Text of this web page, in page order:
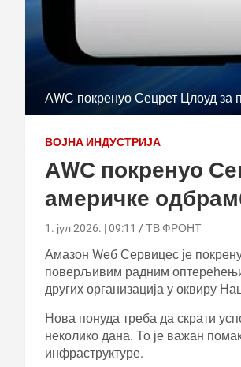
АWС покренуо Сецрет Цлоуд за
ВОЈНА ИНДУСТРИЈА
АWС покренуо
америчке
1. јул 2026. | 09:11 ТВ ФРОНТ
Амазон Wеб Сервицес је
поверљивим радним
других организација у оквиру
Нова понуда треба да скрати
неколико дана. То је важан
инфраструктуре.